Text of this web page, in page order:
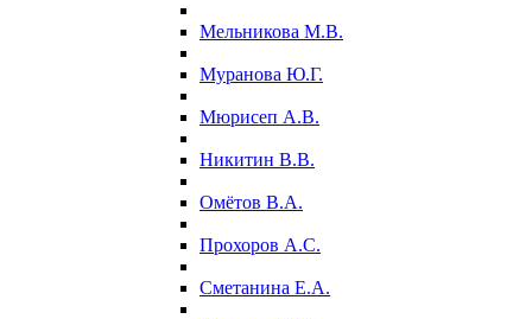
Мельникова М.В.
Муранова Ю.Г.
Мюрисеп А.В.
Никитин В.В.
Омётов В.А.
Прохоров А.С.
Сметанина Е.А.